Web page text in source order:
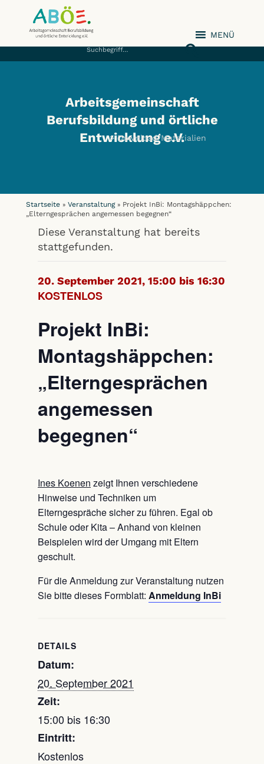
Download/Materialien
MENÜ
Arbeitsgemeinschaft
Berufsbildung und örtliche
Entwicklung e.V.
Startseite » Veranstaltung» Projekt InBi: Montagshäppchen:
„Elterngesprächen angemessen begegnen“
Diese Veranstaltung hat bereits
stattgefunden.
20. September 2021, 15:00 bis 16:30
KOSTENLOS
Projekt InBi:
Montagshäppchen:
„Elterngesprächen
angemessen
begegnen“
Ines Koenen zeigt Ihnen verschiedene
Hinweise und Techniken um
Elterngespräche sicher zu führen. Egal ob
Schule oder Kita – Anhand von kleinen
Beispielen wird der Umgang mit Eltern
geschult.
Für die Anmeldung zur Veranstaltung nutzen
Sie bitte dieses Formblatt: Anmeldung InBi
DETAILS
Datum:
20. September 2021
Zeit:
15:00 bis 16:30
Eintritt:
Kostenlos